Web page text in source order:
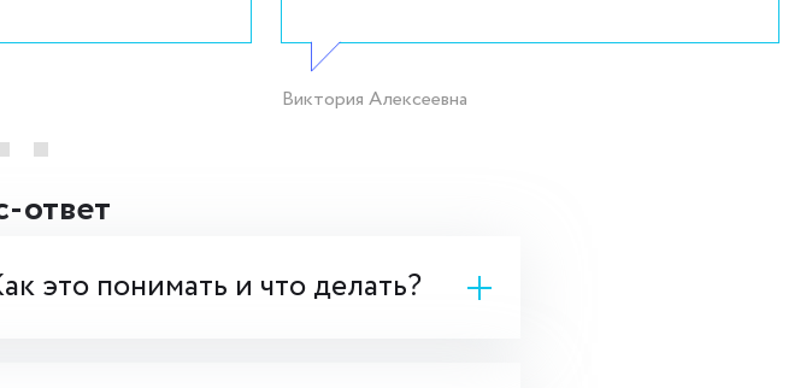
Виктория Алексеевна
ответ
это понимать и что делать?